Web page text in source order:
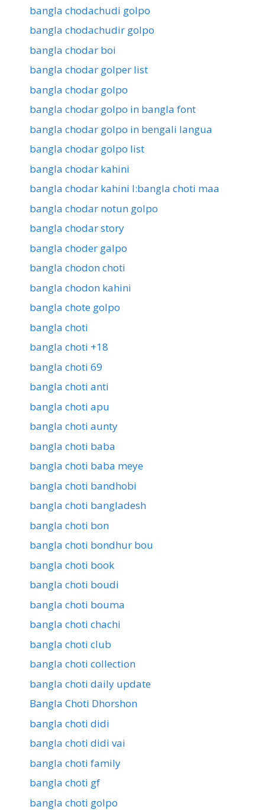
bangla chodachudi golpo
bangla chodachudir golpo
bangla chodar boi
bangla chodar golper list
bangla chodar golpo
bangla chodar golpo in bangla font
bangla chodar golpo in bengali langua
bangla chodar golpo list
bangla chodar kahini
bangla chodar kahini l:bangla choti maa
bangla chodar notun golpo
bangla chodar story
bangla choder galpo
bangla chodon choti
bangla chodon kahini
bangla chote golpo
bangla choti
bangla choti +18
bangla choti 69
bangla choti anti
bangla choti apu
bangla choti aunty
bangla choti baba
bangla choti baba meye
bangla choti bandhobi
bangla choti bangladesh
bangla choti bon
bangla choti bondhur bou
bangla choti book
bangla choti boudi
bangla choti bouma
bangla choti chachi
bangla choti club
bangla choti collection
bangla choti daily update
Bangla Choti Dhorshon
bangla choti didi
bangla choti didi vai
bangla choti family
bangla choti gf
bangla choti golpo